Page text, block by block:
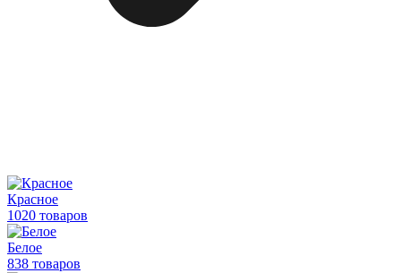
Красное
1020 товаров
Белое
838 товаров